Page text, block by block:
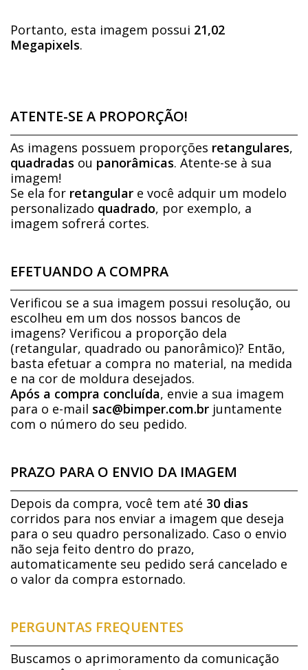
Portanto, esta imagem possui 21,02
Megapixels.
ATENTE-SE A PROPORÇÃO!
As imagens possuem proporções retangulares,
quadradas ou panorâmicas. Atente-se à sua
imagem!
Se ela for retangular e você adquir um modelo
personalizado quadrado, por exemplo, a
imagem sofrerá cortes.
EFETUANDO A COMPRA
Verificou se a sua imagem possui resolução, ou
escolheu em um dos nossos bancos de
imagens? Verificou a proporção dela
(retangular, quadrado ou panorâmico)? Então,
basta efetuar a compra no material, na medida
e na cor de moldura desejados.
Após a compra concluída, envie a sua imagem
para o e-mail sac@bimper.com.br juntamente
com o número do seu pedido.
PRAZO PARA O ENVIO DA IMAGEM
Depois da compra, você tem até 30 dias
corridos para nos enviar a imagem que deseja
para o seu quadro personalizado. Caso o envio
não seja feito dentro do prazo,
automaticamente seu pedido será cancelado e
o valor da compra estornado.
PERGUNTAS FREQUENTES
Buscamos o aprimoramento da comunicação